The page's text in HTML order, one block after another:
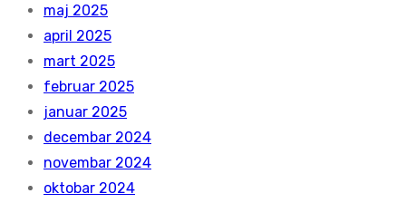
maj 2025
april 2025
mart 2025
februar 2025
januar 2025
decembar 2024
novembar 2024
oktobar 2024